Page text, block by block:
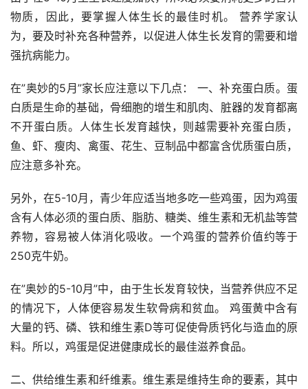
物质，因此，要掌握人体生长的最佳时机。 营养学家认
为，要及时补充各种营养，以促进人体生长发育的需要和增
强抗病能力。
在”奥妙的5月”家长应注意以下几点： 一、补充蛋白质。蛋
白质是生命的基础，骨细胞的增生和肌肉、脏器的发育都离
不开蛋白质。人体生长发育越快，则越需要补充蛋白质，
鱼、虾、瘦肉、禽蛋、花生、豆制品中都富含优质蛋白质，
应注意多补充。
另外，在5-10月，青少年应适当地多吃一些鸡蛋，因为鸡蛋
含有人体必须的蛋白质、脂肪、糖类、维生素和无机盐等营
养物，容易被人体消化吸收。一个鸡蛋的营养价值约等于
250克牛奶。
在”奥妙的5-10月”中，由于生长发育较快，当营养供应不足
的情况下，人体便容易发生软骨病和贫血。 鸡蛋黄中含有
大量的钙、磷、铁和维生素D等可促使骨质钙化与造血的原
料。所以，鸡蛋是促进健康成长的最佳滋养食品。
二、供给维生素和纤维素。维生素是维持生命的要素，其中